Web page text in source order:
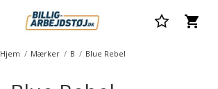
Hjem Mærker B Blue Rebel